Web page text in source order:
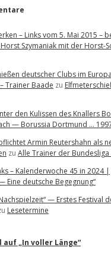
– Links vom 5. Mai 2015 –
Szymaniak mit der Horst-
deutscher Clubs im
Trainer Baade zu
den Kulissen des Knallers
— Borussia Dortmund …
Armin Reutershahn als
zu Alle Trainer der Bundesliga
– Kalenderwoche 45 in 2024 |
Eine deutsche Begegnung“
— Erstes Festival
Lesetermine
„In voller Länge“